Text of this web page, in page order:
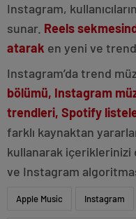
Instagram,
sunar. Reels
atarak en yeni ve
Instagram’da trend
bölümü, Instagram
trendleri, Spotify
farklı kaynaktan
kullanarak
ve Instagram
Apple Music Instagram